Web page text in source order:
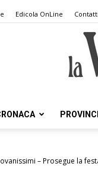
Edicola OnLine Contatti
– Prosegue la